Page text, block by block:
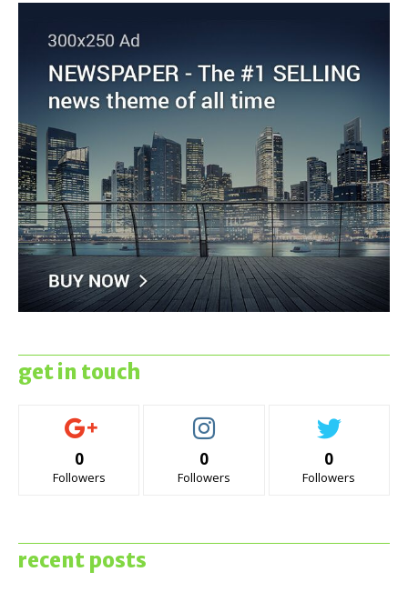
get in touch
0
Followers
0
Followers
0
Followers
recent posts